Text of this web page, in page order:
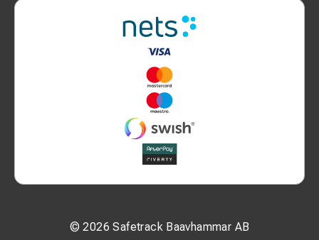
© 2026 Safetrack Baavhammar AB